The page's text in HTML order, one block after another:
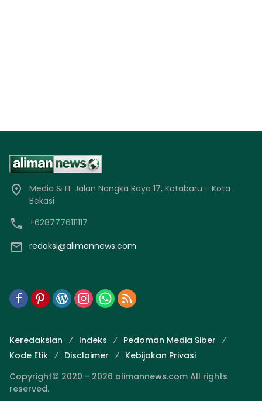
Media & IT Jalan Nangka Raya 17, Kotabaru - Kota
Bekasi
+6287776111117
redaksi@alimannews.com
Keredaksian Indeks
Pedoman Media Siber
Kode Etik
Disclaimer
Kebijakan Privasi
Copyright© 2020 - 2026 alimannews.com All rights
reserved.